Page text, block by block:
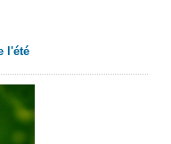
l'été